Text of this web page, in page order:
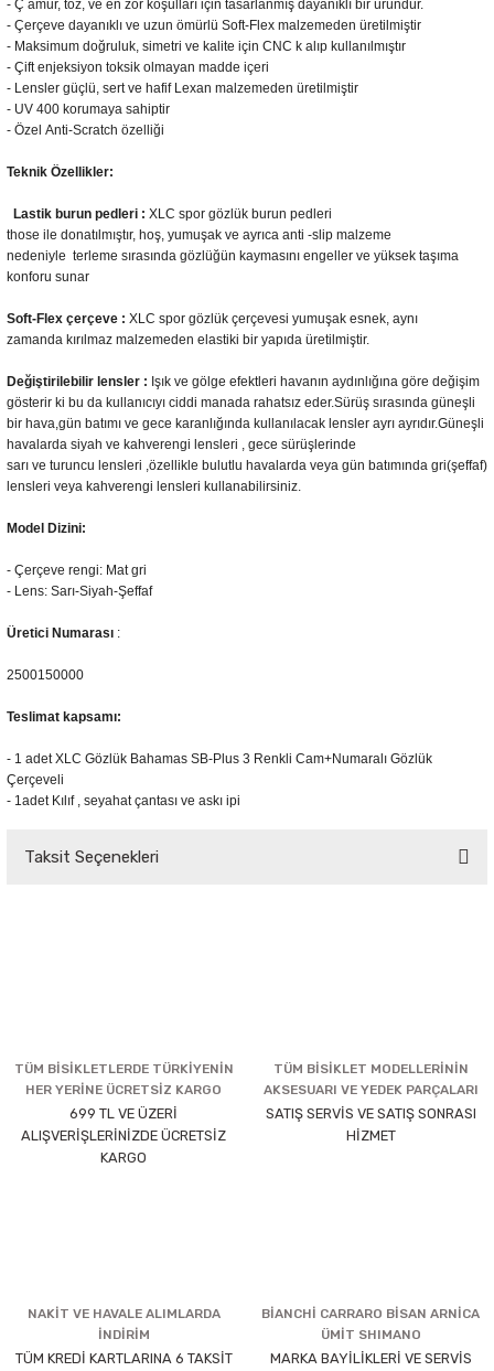
- Ç amur, toz, ve en zor koşulları için tasarlanmış dayanıklı bir üründür.
- Çerçeve dayanıklı ve uzun ömürlü Soft-Flex malzemeden üretilmiştir
- Maksimum doğruluk, simetri ve kalite için CNC k alıp kullanılmıştır
- Çift enjeksiyon toksik olmayan madde içeri
- Lensler güçlü, sert ve hafif Lexan malzemeden üretilmiştir
- UV 400 korumaya sahiptir
- Özel Anti-Scratch özelliği
Teknik Özellikler:
Lastik burun pedleri : XLC spor gözlük burun pedleri
those ile donatılmıştır, hoş, yumuşak ve ayrıca anti -slip malzeme
nedeniyle terleme sırasında gözlüğün kaymasını engeller ve yüksek taşıma
konforu sunar
Soft-Flex çerçeve : XLC spor gözlük çerçevesi yumuşak esnek, aynı
zamanda kırılmaz malzemeden elastiki bir yapıda üretilmiştir.
Değiştirilebilir lensler : Işık ve gölge efektleri havanın aydınlığına göre değişim
gösterir ki bu da kullanıcıyı ciddi manada rahatsız eder.Sürüş sırasında güneşli
bir hava,gün batımı ve gece karanlığında kullanılacak lensler ayrı ayrıdır.Güneşli
havalarda siyah ve kahverengi lensleri , gece sürüşlerinde
sarı ve turuncu lensleri ,özellikle bulutlu havalarda veya gün batımında gri(şeffaf)
lensleri veya kahverengi lensleri kullanabilirsiniz.
Model Dizini:
- Çerçeve rengi: Mat gri
- Lens: Sarı-Siyah-Şeffaf
Üretici Numarası :
2500150000
Teslimat kapsamı:
- 1 adetXLC Gözlük Bahamas SB-Plus 3 Renkli Cam+Numaralı Gözlük
Çerçeveli
- 1adet Kılıf , seyahat çantası ve askı ipi
Taksit Seçenekleri
TÜM BİSİKLETLERDE TÜRKİYENİN
HER YERİNE ÜCRETSİZ KARGO
699 TL VE ÜZERİ
ALIŞVERİŞLERİNİZDE ÜCRETSİZ
KARGO
TÜM BİSİKLET MODELLERİNİN
AKSESUARI VE YEDEK PARÇALARI
SATIŞ SERVİS VE SATIŞ SONRASI
HİZMET
NAKİT VE HAVALE ALIMLARDA
İNDİRİM
TÜM KREDİ KARTLARINA 6 TAKSİT
BİANCHİ CARRARO BİSAN ARNİCA
ÜMİT SHIMANO
MARKA BAYİLİKLERİ VE SERVİS